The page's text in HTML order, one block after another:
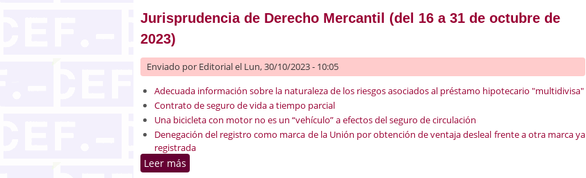
Jurisprudencia de Derecho Mercantil (del 16 a 31 de octubre de
2023)
Enviado por Editorialel Lun, 30/10/2023 - 10:05
Adecuada información sobre la naturaleza de los riesgos asociados al préstamo hipotecario "multidivisa"
Contrato de seguro de vida a tiempo parcial
Una bicicleta con motor no es un “vehículo” a efectos del seguro de circulación
Denegación del registro como marca de la Unión por obtención de ventaja desleal frente a otra marca ya
registrada
Leer más